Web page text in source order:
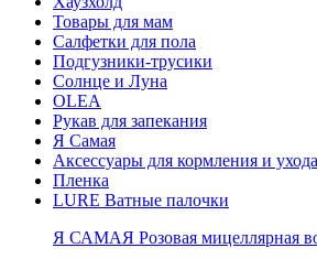
Товары для мам
Салфетки для пола
Подгузники-трусики
Солнце и Луна
OLEA
Рукав для запекания
Я Самая
Аксессуары для кормления и ухода
Пленка
LURE Ватные палочки
Я САМАЯ Розовая мицеллярная